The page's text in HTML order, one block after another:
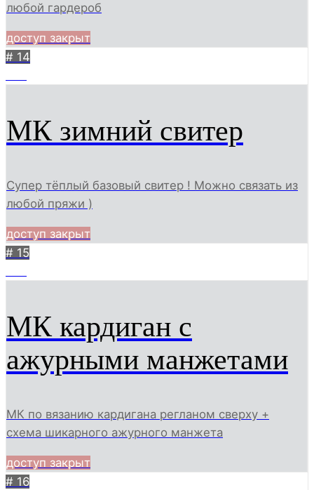
любой гардероб
доступ закрыт
# 14
МК зимний свитер
Супер тёплый базовый свитер ! Можно связать из
любой пряжи )
доступ закрыт
# 15
МК кардиган с
ажурными манжетами
МК по вязанию кардигана регланом сверху +
схема шикарного ажурного манжета
доступ закрыт
# 16